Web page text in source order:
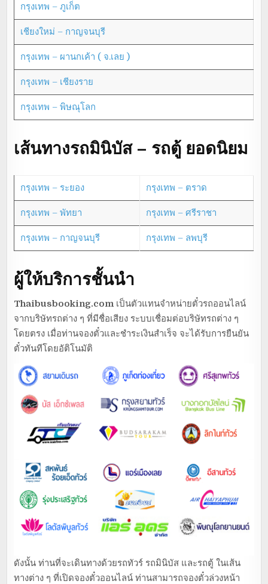
กรุงเทพ – ภูเก็ต
เชียงใหม่ – กาญจนบุรี
กรุงเทพ – ผานกเค้า ( จ.เลย )
กรุงเทพ – เชียงราย
กรุงเทพ – พิษณุโลก
เส้นทางรถมินิบัส – รถตู้ ยอดนิยม
กรุงเทพ – ระยอง กรุงเทพ – ตราด
กรุงเทพ – พัทยา กรุงเทพ – ศรีราชา
กรุงเทพ – กาญจนบุรี กรุงเทพ – ลพบุรี
ผู้ให้บริการชั้นนำ
Thaibusbooking.com เป็นตัวแทนจำหน่ายตั๋วรถออนไลน์
จากบริษัทรถต่าง ๆ ที่มีชื่อเสียง ระบบเชื่อมต่อบริษัทรถต่าง ๆ
โดยตรง เมื่อท่านจองตั๋วและชำระเงินสำเร็จ จะได้รับการยืนยัน
ตั๋วทันทีโดยอัติโนมัติ
ดังนั้น ท่านที่จะเดินทางด้วยรถทัวร์ รถมินิบัส และรถตู้ ในเส้น
ทางต่าง ๆ ที่เปิดจองตั๋วออนไลน์ ท่านสามารถจองตั๋วล่วงหน้า